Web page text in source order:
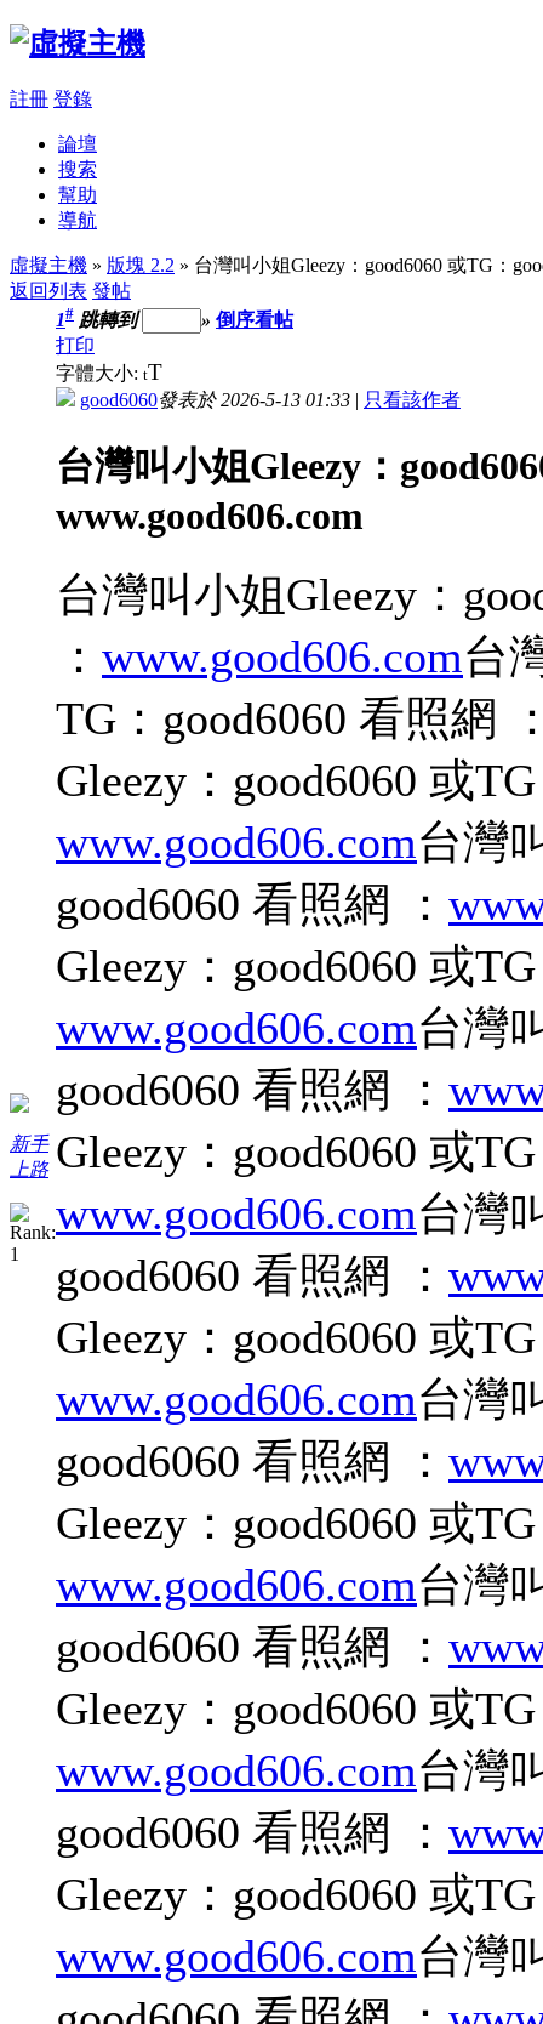
註冊 登錄
論壇
搜索
幫助
導航
虛擬主機 » 版塊 2.2 » 台灣叫小姐Gleezy：good6060 或TG：
返回列表 發帖
新手
上路
1# 跳轉到 » 倒序看帖
打印
字體大小: tT
good6060發表於 2026-5-13 01:33 | 只看該作者
台灣叫小姐Gleezy：
www.good606.com
台灣叫小姐Gleezy：
： www.good606.com台
TG：good6060 看照網
Gleezy：good6060 或
www.good606.com台灣
good6060 看照網 ：
Gleezy：good6060 或
www.good606.com台灣
good6060 看照網 ：
Gleezy：good6060 或
www.good606.com台灣
good6060 看照網 ：
Gleezy：good6060 或
www.good606.com台灣
good6060 看照網 ：
Gleezy：good6060 或
www.good606.com台灣
good6060 看照網 ：
Gleezy：good6060 或
www.good606.com台灣
good6060 看照網 ：
Gleezy：good6060 或
www.good606.com台灣